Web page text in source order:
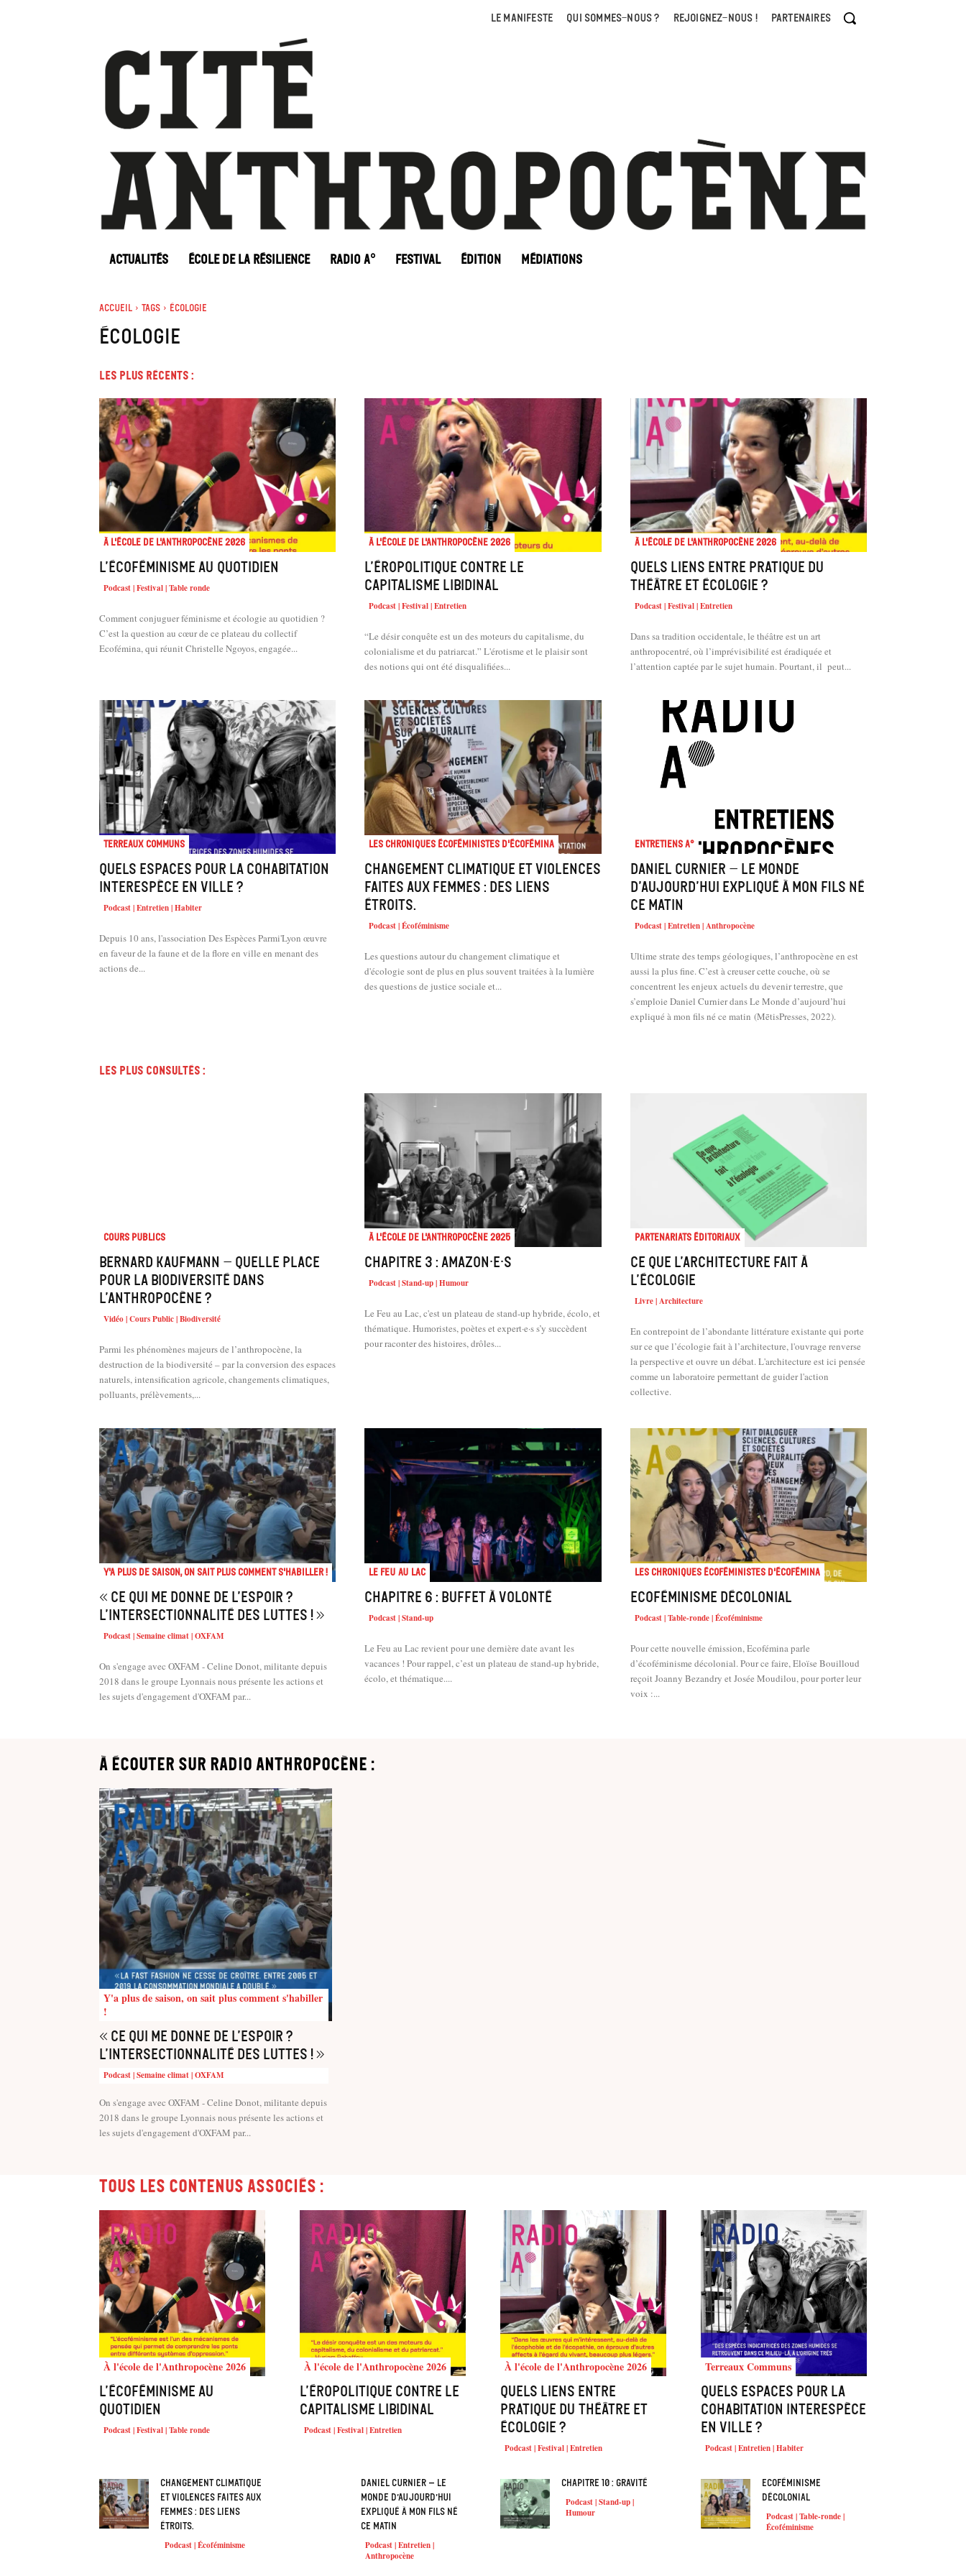
LE MANIFESTE QUI SOMMES-NOUS ? REJOIGNEZ-NOUS ! PARTENAIRES
ACTUALITÉS ÉCOLE DE LA RÉSILIENCE RADIO A° FESTIVAL ÉDITION MÉDIATIONS
Accueil Tags écologie
écologie
Les plus récents :
À l'école de l'Anthropocène 2026
L’écoféminisme au quotidien
Podcast | Festival | Table ronde
Comment conjuguer féminisme et écologie au quotidien ?
C’est la question au cœur de ce plateau du collectif
Ecofémina, qui réunit Christelle Ngoyos, engagée...
À l'école de l'Anthropocène 2026
L’éropolitique contre le
capitalisme libidinal
Podcast | Festival | Entretien
“Le désir conquête est un des moteurs du capitalisme, du
colonialisme et du patriarcat.” L'érotisme et le plaisir sont
des notions qui ont été disqualifiées...
À l'école de l'Anthropocène 2026
Quels liens entre pratique du
théâtre et écologie ?
Podcast | Festival | Entretien
Dans sa tradition occidentale, le théâtre est un art
anthropocentré, où l’imprévisibilité est éradiquée et
l’attention captée par le sujet humain. Pourtant, il peut...
Terreaux Communs
Quels espaces pour la cohabitation
interespèce en ville ?
Podcast | Entretien | Habiter
Depuis 10 ans, l'association Des Espèces Parmi'Lyon œuvre
en faveur de la faune et de la flore en ville en menant des
actions de...
Les chroniques écoféministes d'ÉcoFémina
Changement climatique et violences
faites aux femmes : des liens
étroits.
Podcast | Écoféminisme
Les questions autour du changement climatique et
d'écologie sont de plus en plus souvent traitées à la lumière
des questions de justice sociale et...
Entretiens A°
Daniel Curnier – Le Monde
d’aujourd’hui expliqué à mon fils né
ce matin
Podcast | Entretien | Anthropocène
Ultime strate des temps géologiques, l’anthropocène en est
aussi la plus fine. C’est à creuser cette couche, où se
concentrent les enjeux actuels du devenir terrestre, que
s’emploie Daniel Curnier dans Le Monde d’aujourd’hui
expliqué à mon fils né ce matin (MētisPresses, 2022).
Les plus consultés :
Cours Publics
Bernard Kaufmann – Quelle place
pour la biodiversité dans
l’anthropocène ?
Vidéo | Cours Public | Biodiversité
Parmi les phénomènes majeurs de l’anthropocène, la
destruction de la biodiversité – par la conversion des espaces
naturels, intensification agricole, changements climatiques,
polluants, prélèvements,...
À l'école de l'Anthropocène 2025
Chapitre 3 : Amazon·e·s
Podcast | Stand-up | Humour
Le Feu au Lac, c'est un plateau de stand-up hybride, écolo, et
thématique. Humoristes, poètes et expert·e·s s’y succèdent
pour raconter des histoires, drôles...
Partenariats éditoriaux
Ce que l’architecture fait à
l’écologie
Livre | Architecture
En contrepoint de l’abondante littérature existante qui porte
sur ce que l’écologie fait à l’architecture, l'ouvrage renverse
la perspective et ouvre un débat. L'architecture est ici pensée
comme un laboratoire permettant de guider l'action
collective.
Y'a plus de saison, on sait plus comment s'habiller !
« Ce qui me donne de l’espoir ?
L’intersectionnalité des luttes ! »
Podcast | Semaine climat | OXFAM
On s'engage avec OXFAM - Celine Donot, militante depuis
2018 dans le groupe Lyonnais nous présente les actions et
les sujets d'engagement d'OXFAM par...
Le feu au lac
Chapitre 6 : Buffet à volonté
Podcast | Stand-up
Le Feu au Lac revient pour une dernière date avant les
vacances ! Pour rappel, c’est un plateau de stand-up hybride,
écolo, et thématique....
Les chroniques écoféministes d'ÉcoFémina
Ecoféminisme décolonial
Podcast | Table-ronde | Écoféminisme
Pour cette nouvelle émission, Ecofémina parle
d’écoféminisme décolonial. Pour ce faire, Eloïse Bouilloud
reçoit Joanny Bezandry et Josée Moudilou, pour porter leur
voix :...
à écouter sur Radio Anthropocène :
Y'a plus de saison, on sait plus comment s'habiller
!
« Ce qui me donne de l’espoir ?
L’intersectionnalité des luttes ! »
Podcast | Semaine climat | OXFAM
On s'engage avec OXFAM - Celine Donot, militante depuis
2018 dans le groupe Lyonnais nous présente les actions et
les sujets d'engagement d'OXFAM par...
Tous les contenus associés :
À l'école de l'Anthropocène 2026
L’écoféminisme au
quotidien
Podcast | Festival | Table ronde
À l'école de l'Anthropocène 2026
L’éropolitique contre le
capitalisme libidinal
Podcast | Festival | Entretien
À l'école de l'Anthropocène 2026
Quels liens entre
pratique du théâtre et
écologie ?
Podcast | Festival | Entretien
Terreaux Communs
Quels espaces pour la
cohabitation interespèce
en ville ?
Podcast | Entretien | Habiter
Changement climatique
et violences faites aux
femmes : des liens
étroits.
Podcast | Écoféminisme
Daniel Curnier – Le
Monde d’aujourd’hui
expliqué à mon fils né
ce matin
Podcast | Entretien |
Anthropocène
Chapitre 10 : Gravité
Podcast | Stand-up |
Humour
Ecoféminisme
décolonial
Podcast | Table-ronde |
Écoféminisme